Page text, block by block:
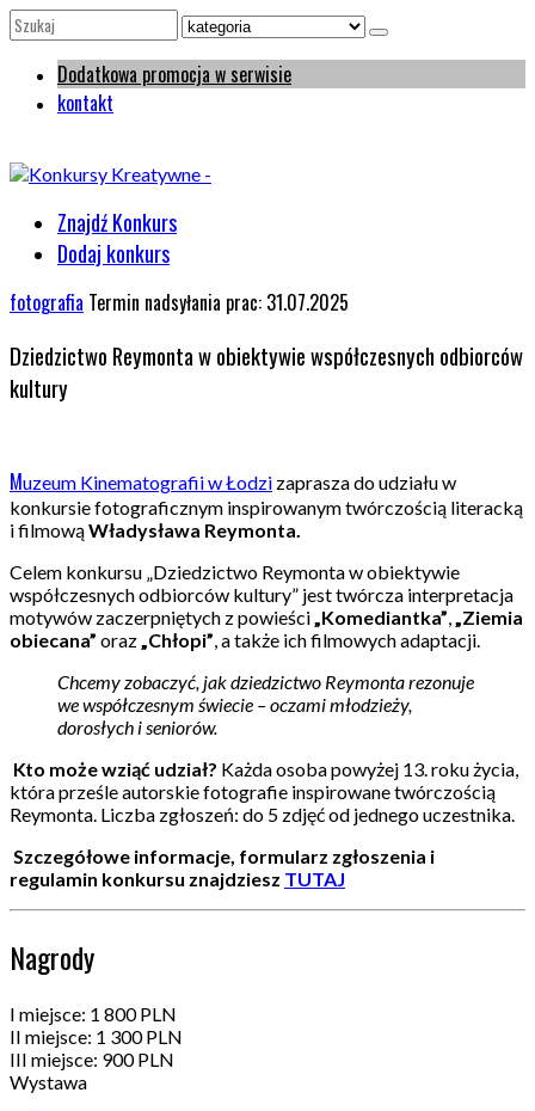
Dodatkowa promocja w serwisie
kontakt
Znajdź Konkurs
Dodaj konkurs
fotografia Termin nadsyłania prac: 31.07.2025
Dziedzictwo Reymonta w obiektywie współczesnych odbiorców
kultury
Muzeum Kinematografii w Łodzi zaprasza do udziału w
konkursie fotograficznym inspirowanym twórczością literacką
i filmowąWładysława Reymonta.
Celem konkursu „Dziedzictwo Reymonta w obiektywie
współczesnych odbiorców kultury” jest twórcza interpretacja
motywów zaczerpniętych z powieści„Komediantka”,„Ziemia
obiecana” oraz„Chłopi”, a także ich filmowych adaptacji.
Chcemy zobaczyć, jak dziedzictwo Reymonta rezonuje
we współczesnym świecie – oczami młodzieży,
dorosłych i seniorów.
Kto może wziąć udział? Każda osoba powyżej 13. roku życia,
która prześle autorskie fotografie inspirowane twórczością
Reymonta. Liczba zgłoszeń: do 5 zdjęć od jednego uczestnika.
Szczegółowe informacje, formularz zgłoszenia i
regulamin konkursu znajdziesz TUTAJ
Nagrody
I miejsce: 1 800 PLN
II miejsce: 1 300 PLN
III miejsce: 900 PLN
Wystawa